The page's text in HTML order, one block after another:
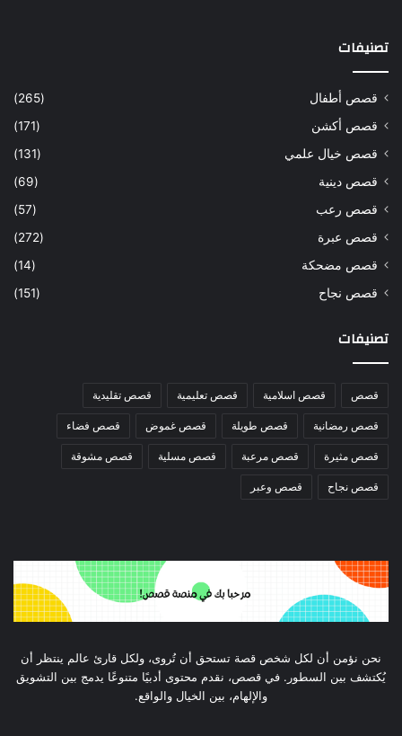
تصنيفات
قصص أطفال
(265)
قصص أكشن
(171)
قصص خيال علمي
(131)
قصص دينية
(69)
قصص رعب
(57)
قصص عبرة
(272)
قصص مضحكة
(14)
قصص نجاح
(151)
تصنيفات
قصص قصص اسلامية قصص تعليمية قصص تقليدية
قصص رمضانية قصص طويلة قصص غموض قصص فضاء
قصص مثيرة قصص مرعبة قصص مسلية قصص مشوقة
قصص نجاح قصص وعبر
نحن نؤمن أن لكل شخص قصة تستحق أن تُروى، ولكل قارئ عالم ينتظر أن
يُكتشف بين السطور. في قصص، نقدم محتوى أدبيًا متنوعًا يدمج بين التشويق
والإلهام، بين الخيال والواقع.